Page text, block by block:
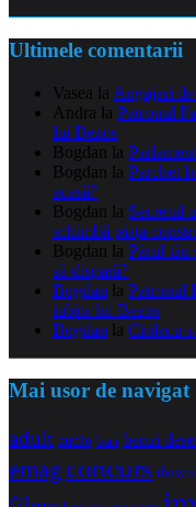
Ultimele comentarii
Vasea la Angajari
Andra la Patronul
lui Bezos
Bogdan la
Bogdan la Parchet
acasă?
Bogdan la Secretul
schimbă piața
Bogdan la Părul tău
să dispară?
Bogdan la Patronul
iubita lui Bezos
Bogdan la Ciolacu
Mai usor de navigat
adult audio bani benzi
emag concurs